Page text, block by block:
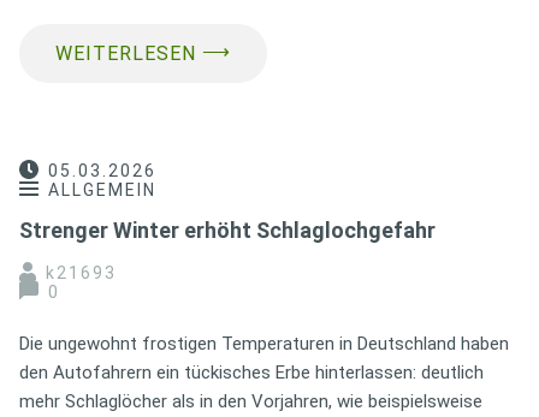
WEITERLESEN ⟶
05.03.2026
ALLGEMEIN
Strenger Winter erhöht Schlaglochgefahr
k21693
0
Die ungewohnt frostigen Temperaturen in Deutschland haben
den Autofahrern ein tückisches Erbe hinterlassen: deutlich
mehr Schlaglöcher als in den Vorjahren, wie beispielsweise